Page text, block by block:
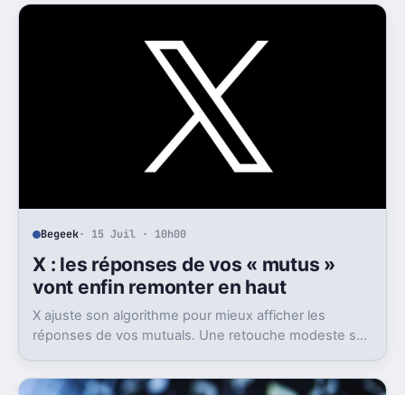
Begeek· 15 Juil · 10h00
X : les réponses de vos « mutus »
vont enfin remonter en haut
X ajuste son algorithme pour mieux afficher les
réponses de vos mutuals. Une retouche modeste sur